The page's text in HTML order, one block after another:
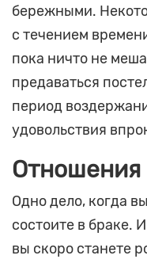
бережными.
с течением
пока ничто не
предаваться
период
удовольствия
Отношения
Одно дело, когда
состоите в браке.
вы скоро станете